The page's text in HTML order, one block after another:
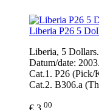
Liberia P26 5
Liberia, 5
Datum/date: 2003.
Cat.1. P26 (Pick/
Cat.2. B306.a
€ 3, 00